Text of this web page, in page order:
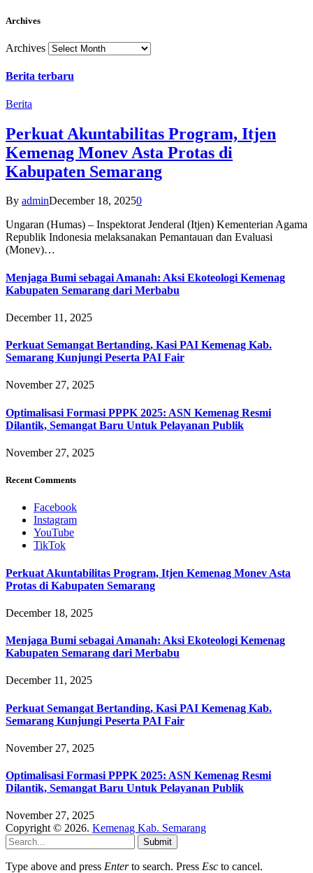
Archives
Archives
Berita terbaru
Berita
Perkuat Akuntabilitas Program, Itjen
Kemenag Monev Asta Protas di
Kabupaten Semarang
By adminDecember 18, 20250
Ungaran (Humas) – Inspektorat Jenderal (Itjen) Kementerian Agama
Republik Indonesia melaksanakan Pemantauan dan Evaluasi
(Monev)…
Menjaga Bumi sebagai Amanah: Aksi Ekoteologi Kemenag
Kabupaten Semarang dari Merbabu
December 11, 2025
Perkuat Semangat Bertanding, Kasi PAI Kemenag Kab.
Semarang Kunjungi Peserta PAI Fair
November 27, 2025
Optimalisasi Formasi PPPK 2025: ASN Kemenag Resmi
Dilantik, Semangat Baru Untuk Pelayanan Publik
November 27, 2025
Recent Comments
Facebook
Instagram
YouTube
TikTok
Perkuat Akuntabilitas Program, Itjen Kemenag Monev Asta
Protas di Kabupaten Semarang
December 18, 2025
Menjaga Bumi sebagai Amanah: Aksi Ekoteologi Kemenag
Kabupaten Semarang dari Merbabu
December 11, 2025
Perkuat Semangat Bertanding, Kasi PAI Kemenag Kab.
Semarang Kunjungi Peserta PAI Fair
November 27, 2025
Optimalisasi Formasi PPPK 2025: ASN Kemenag Resmi
Dilantik, Semangat Baru Untuk Pelayanan Publik
November 27, 2025
Copyright © 2026. Kemenag Kab. Semarang
Submit
Type above and press Enterto search. Press Esc to cancel.